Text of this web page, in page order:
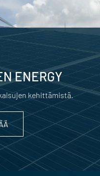
ENERGY
kehittämistä.